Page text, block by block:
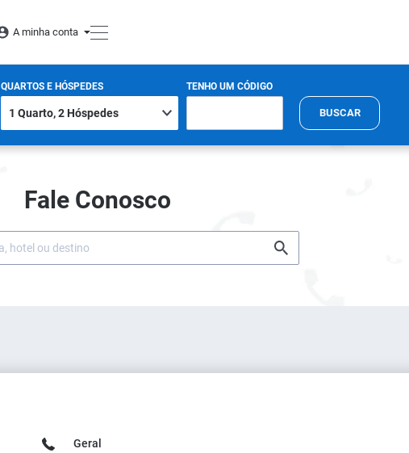
A minha conta
QUARTOS E HÓSPEDES TENHO UM CÓDIGO
BUSCAR
Fale Conosco
Geral